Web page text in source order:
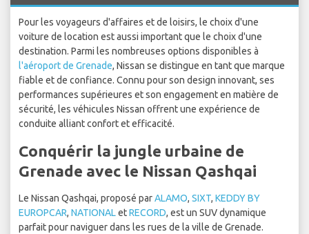
Pour les voyageurs d'affaires et de loisirs, le choix d'une
voiture de location est aussi important que le choix d'une
destination. Parmi les nombreuses options disponibles à
l'aéroport de Grenade, Nissan se distingue en tant que marque
fiable et de confiance. Connu pour son design innovant, ses
performances supérieures et son engagement en matière de
sécurité, les véhicules Nissan offrent une expérience de
conduite alliant confort et efficacité.
Conquérir la jungle urbaine de
Grenade avec le Nissan Qashqai
Le Nissan Qashqai, proposé parALAMO, SIXT, KEDDY BY
EUROPCAR, NATIONALetRECORD, est un SUV dynamique
parfait pour naviguer dans les rues de la ville de Grenade.